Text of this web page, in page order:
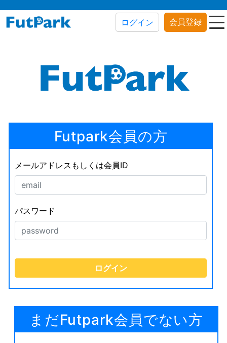
ログイン 会員登録
Futpark会員の方
メールアドレスもしくは会員ID
パスワード
まだFutpark会員でない方